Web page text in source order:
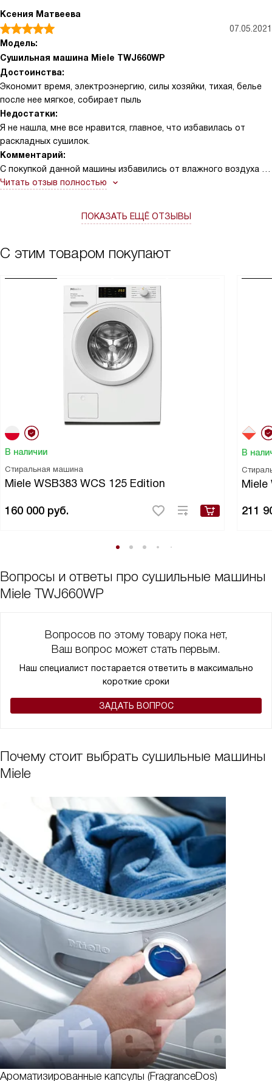
Ксения Матвеева
07.05.2021
Модель:
Сушильная машина Miele TWJ660WP
Достоинства:
Экономит время, электроэнергию, силы хозяйки, тихая, белье
после нее мягкое, собирает пыль
Недостатки:
Я не нашла, мне все нравится, главное, что избавилась от
раскладных сушилок.
Комментарий:
С покупкой данной машины избавились от влажного воздуха в
квартире. Сушка работает у нас почти каждый день,
Читать отзыв полностью
ПОКАЗАТЬ ЕЩЁ ОТЗЫВЫ
С этим товаром покупают
В наличии
Стиральная машина
Miele WSB383 WCS 125 Edition
160 000 руб.
В
Miele
211
Вопросы и ответы про сушильные машины
Miele TWJ660WP
Вопросов по этому товару пока нет,
Ваш вопрос может стать первым.
Наш специалист постарается ответить в максимально
короткие сроки
ЗАДАТЬ ВОПРОС
Почему стоит выбрать сушильные машины
Miele
Ароматизированные капсулы (FragranceDos)